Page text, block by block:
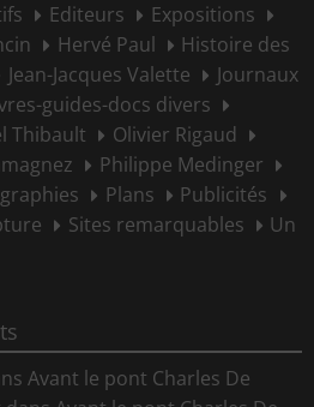
Editeurs
Expositions
Hervé Paul
Histoire des
Jean-Jacques Valette
Journaux
guides-docs divers
Thibault
Olivier Rigaud
Philippe Medinger
Plans
Publicités
Sites remarquables
Un
Avant le pont Charles De